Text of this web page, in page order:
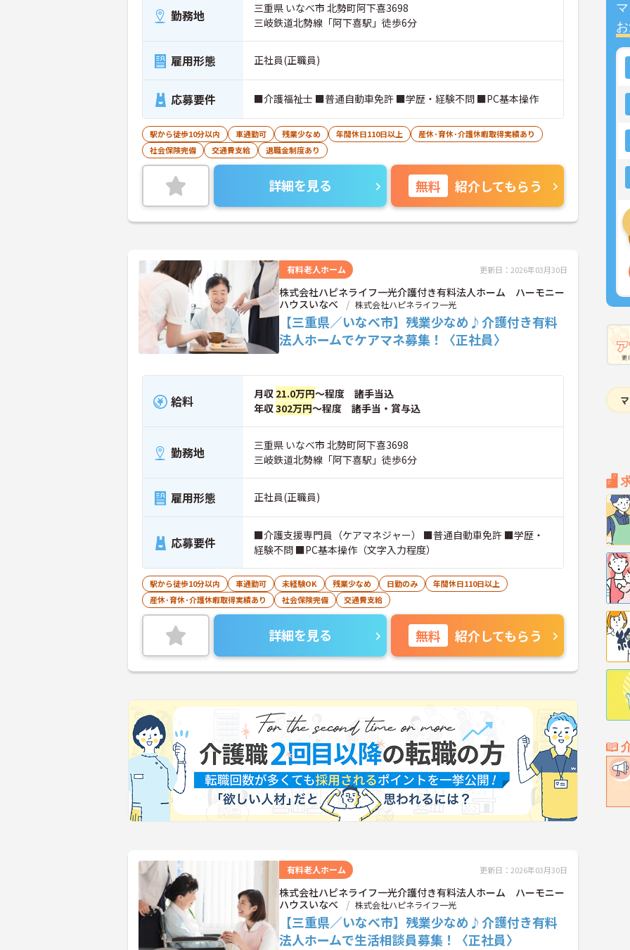
勤務地
三重県 いなべ市 北勢町阿下喜3698
三岐鉄道北勢線「阿下喜駅」徒歩6分
雇用形態 正社員(正職員)
応募要件 ■介護福祉士 ■普通自動車免許 ■学歴・経験不問 ■PC基本操作
駅から徒歩10分以内 車通勤可 残業少なめ 年間休日110日以上
産休･育休･介護休暇取得実績あり
社会保険完備
交通費支給 退職金制度あり
詳細を見る 無料 紹介してもらう
有料老人ホーム 更新日：2026年03月30日
株式会社ハピネライフ一光介護付き有料法人ホーム ハーモニー
ハウスいなべ
株式会社ハピネライフ一光
【三重県／いなべ市】残業少なめ♪介護付き有料
法人ホームでケアマネ募集！〈正社員〉
給料 月収 21.0万円～程度 諸手当込
年収302万円～程度 諸手当・賞与込
勤務地
三重県 いなべ市 北勢町阿下喜3698
三岐鉄道北勢線「阿下喜駅」徒歩6分
雇用形態 正社員(正職員)
応募要件
■介護支援専門員（ケアマネジャー） ■普通自動車免許 ■学歴・
経験不問 ■PC基本操作（文字入力程度）
駅から徒歩10分以内 車通勤可 未経験OK 残業少なめ 日勤のみ
年間休日110日以上
産休･育休･介護休暇取得実績あり
社会保険完備 交通費支給
詳細を見る 無料 紹介してもらう
有料老人ホーム 更新日：2026年03月30日
株式会社ハピネライフ一光介護付き有料法人ホーム ハーモニー
ハウスいなべ
株式会社ハピネライフ一光
【三重県／いなべ市】残業少なめ♪介護付き有料
法人ホームで生活相談員募集！〈正社員〉